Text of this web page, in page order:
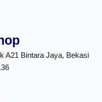
A21 Bintara Jaya, Bekasi